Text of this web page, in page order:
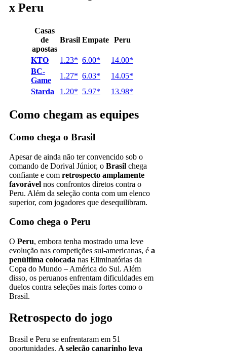
x Peru
Casas
de
apostas
Brasil Empate Peru
KTO 1.23* 6.00*
14.00*
BC-
Game
1.27* 6.03*
14.05*
Starda
1.20* 5.97* 13.98*
Como chegam as equipes
Como chega o Brasil
Apesar de ainda não ter convencido sob o
comando de Dorival Júnior, o Brasil chega
confiante e com retrospecto amplamente
favorável nos confrontos diretos contra o
Peru. Além da seleção conta com um elenco
superior, com jogadores que desequilibram.
Como chega o Peru
O Peru, embora tenha mostrado uma leve
evolução nas competições sul-americanas, é a
penúltima colocada nas Eliminatórias da
Copa do Mundo – América do Sul. Além
disso, os peruanos enfrentam dificuldades em
duelos contra seleções mais fortes como o
Brasil.
Retrospecto do jogo
Brasil e Peru se enfrentaram em 51
oportunidades. A seleção canarinho leva